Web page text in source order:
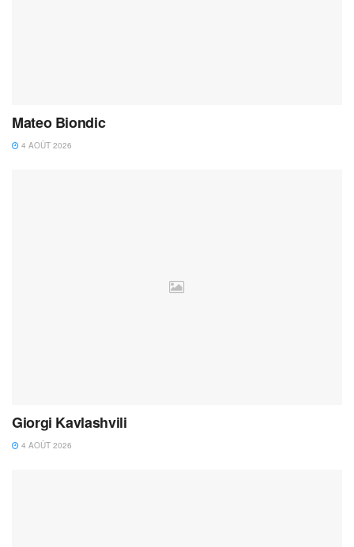
Mateo Biondic
4 AOÛT 2026
Giorgi Kavlashvili
4 AOÛT 2026